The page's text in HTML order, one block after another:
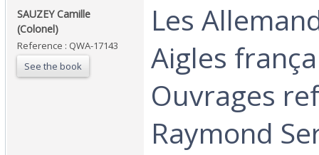
‎SAUZEY Camille
(Colonel) ‎
Reference : QWA-17143
See the book
‎Les
Aigles
Ouvrages
Raymond